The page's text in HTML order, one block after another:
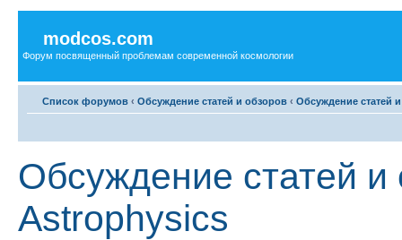
modcos.com
Форум посвященный проблемам современной космологии
Список форумов ‹ Обсуждение статей и обзоров ‹ Обсуждение статей
Обсуждение статей и
Astrophysics